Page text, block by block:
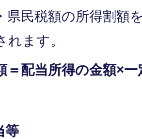
県民税額の所得割額
れます。
＝配当所得の金額×
等